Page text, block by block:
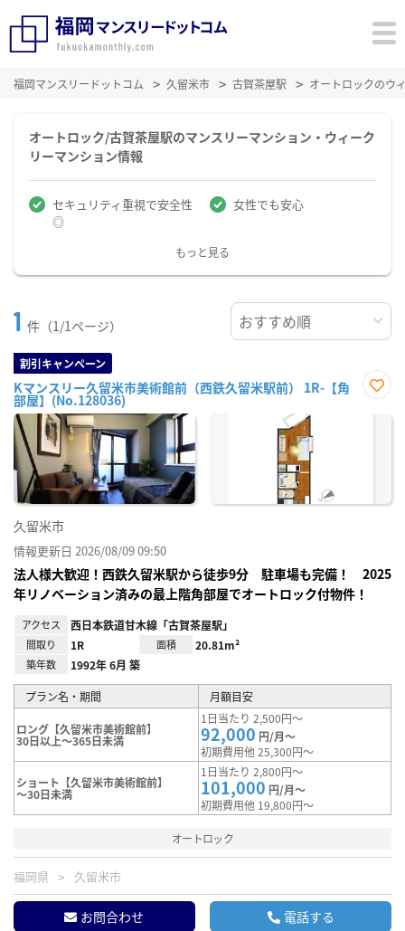
福岡マンスリードットコム 久留米市 古賀茶屋駅 オートロックのウ
オートロック/古賀茶屋駅のマンスリーマンション・ウィーク
リーマンション情報
セキュリティ重視で安全性
◎
女性でも安心
もっと見る
1 件（1/1ページ）
割引キャンペーン
Kマンスリー久留米市美術館前（西鉄久留米駅前） 1R-【角
部屋】(No.128036)
に入
久留米市
情報更新日 2026/08/09 09:50
法人様大歓迎！西鉄久留米駅から徒歩9分 駐車場も完備！ 2025
年リノベーション済みの最上階角部屋でオートロック付物件！
アクセス 西日本鉄道甘木線「古賀茶屋駅」
間取り 1R 面積 20.81m²
築年数 1992年 6月 築
プラン名・期間 月額目安
ロング【久留米市美術館前】
30日以上～365日未満
1日当たり 2,500円～
92,000 円/月～
初期費用他 25,300円～
ショート【久留米市美術館前】
～30日未満
1日当たり 2,800円～
101,000 円/月～
初期費用他 19,800円～
オートロック
福岡県 久留米市
お問合わせ 電話する